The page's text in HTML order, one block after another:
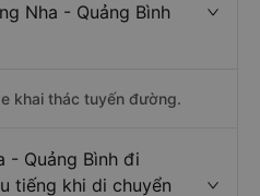
Nha - Quảng Bình
khai thác tuyến đường.
- Quảng Bình đi
tiếng khi di chuyển